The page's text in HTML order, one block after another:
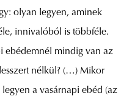
olyan legyen, aminek
innivalóból is többféle.
ebédemnél mindig van az
nélkül? (…) Mikor
a vasárnapi ebéd (az